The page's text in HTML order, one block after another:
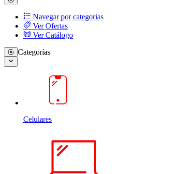
Navegar por categorias
Ver Ofertas
Ver Catálogo
Categorías
Celulares